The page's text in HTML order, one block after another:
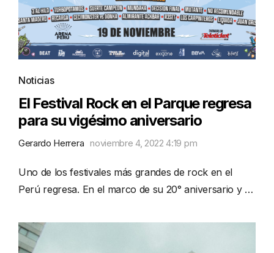
Noticias
El Festival Rock en el Parque regresa
para su vigésimo aniversario
Gerardo Herrera noviembre 4, 2022 4:19 pm
Uno de los festivales más grandes de rock en el
Perú regresa. En el marco de su 20° aniversario y …